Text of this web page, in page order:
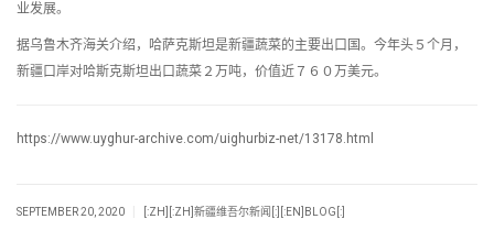
业发展。
据乌鲁木齐海关介绍，哈萨克斯坦是新疆蔬菜的主要出口国。今年头５个月，
新疆口岸对哈斯克斯坦出口蔬菜２万吨，价值近７６０万美元。
https://www.uyghur-archive.com/uighurbiz-net/13178.html
SEPTEMBER 20, 2020 [:ZH][:ZH]新疆维吾尔新闻[:][:EN]BLOG[:]